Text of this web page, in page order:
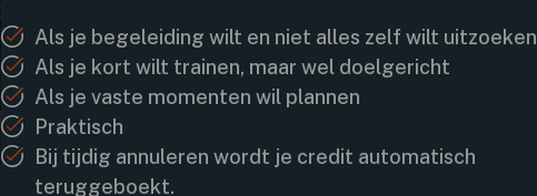
Als je begeleiding wilt en niet alles zelf wilt uitzoeken
Als je kort wilt trainen, maar wel doelgericht
Als je vaste momenten wil plannen
Praktisch
Bij tijdig annuleren wordt je credit automatisch
teruggeboekt.